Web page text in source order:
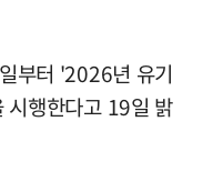
부터 '2026년 유기
시행한다고 19일 밝